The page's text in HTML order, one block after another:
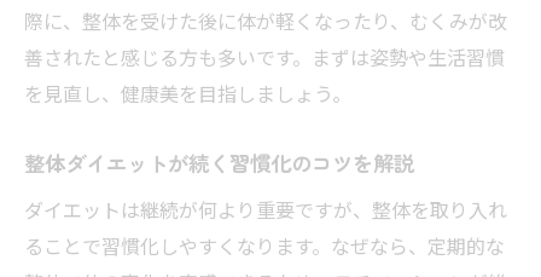
整体でリバウンドしない痩せ方を習得する
整体ダイエットで続けやすい生活習慣作り
整体を活かした長期的な体型維持の秘訣
整体に頼らずリバウンドを防ぐ実践術
整体で身につくリバウンド予防の習慣
整体と姿勢矯正で美しく痩せるコツ
際に、整体を受けた後に体が軽くなったり、むくみが改
善されたと感じる方も多いです。まずは姿勢や生活習慣
を見直し、健康美を目指しましょう。
整体ダイエットが続く習慣化のコツを解説
ダイエットは継続が何より重要ですが、整体を取り入れ
ることで習慣化しやすくなります。なぜなら、定期的な